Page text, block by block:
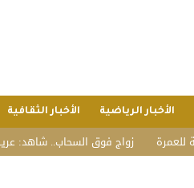
الأخبار الرياضية الأخبار الثقافية
زواج فوق السحاب.. شاهد: عريس يحتفل